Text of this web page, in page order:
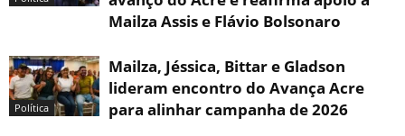
Mailza Assis e Flávio Bolsonaro
Política
Mailza, Jéssica, Bittar e Gladson
lideram encontro do Avança Acre
para alinhar campanha de 2026